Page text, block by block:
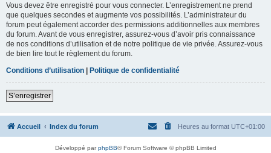
Vous devez être enregistré pour vous connecter. L’enregistrement ne prend
que quelques secondes et augmente vos possibilités. L’administrateur du
forum peut également accorder des permissions additionnelles aux membres
du forum. Avant de vous enregistrer, assurez-vous d’avoir pris connaissance
de nos conditions d’utilisation et de notre politique de vie privée. Assurez-vous
de bien lire tout le règlement du forum.
Conditions d’utilisation | Politique de confidentialité
S’enregistrer
Accueil Index du forum Heures au format UTC+01:00
Développé parphpBB® Forum Software © phpBB Limited